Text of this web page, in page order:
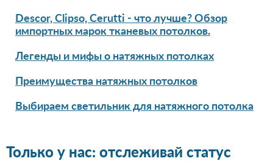
Descor, Clipso, Cerutti - что лучше? Обзор
импортных марок тканевых потолков.
Легенды и мифы о натяжных потолках
Преимущества натяжных потолков
Выбираем светильник для натяжного потолка
Только у нас: отслеживай статус